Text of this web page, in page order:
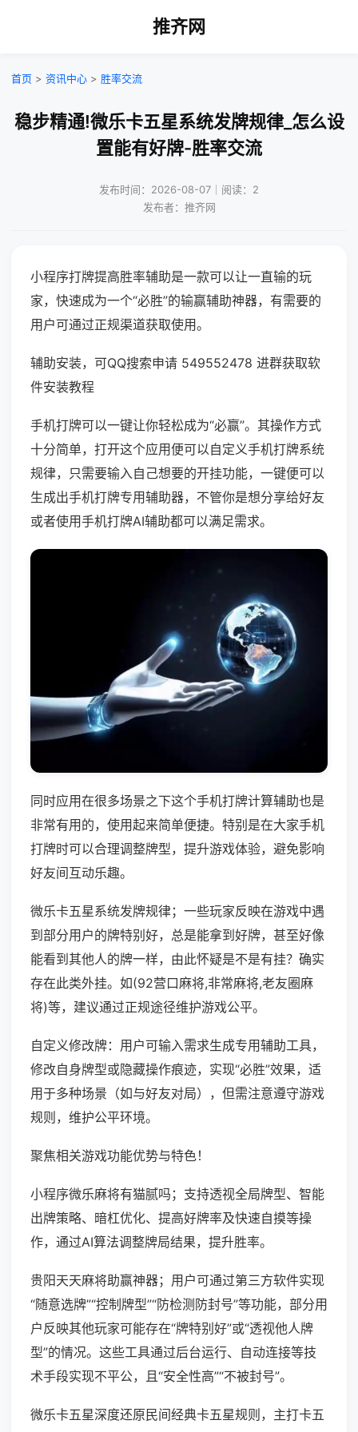
推齐网
首页 > 资讯中心 > 胜率交流
稳步精通!微乐卡五星系统发牌规律_怎么设
置能有好牌-胜率交流
发布时间：2026-08-07｜阅读：2
发布者：推齐网
小程序打牌提高胜率辅助是一款可以让一直输的玩
家，快速成为一个“必胜”的输赢辅助神器，有需要的
用户可通过正规渠道获取使用。
辅助安装，可QQ搜索申请 549552478 进群获取软
件安装教程
手机打牌可以一键让你轻松成为“必赢”。其操作方式
十分简单，打开这个应用便可以自定义手机打牌系统
规律，只需要输入自己想要的开挂功能，一键便可以
生成出手机打牌专用辅助器，不管你是想分享给好友
或者使用手机打牌AI辅助都可以满足需求。
同时应用在很多场景之下这个手机打牌计算辅助也是
非常有用的，使用起来简单便捷。特别是在大家手机
打牌时可以合理调整牌型，提升游戏体验，避免影响
好友间互动乐趣。
微乐卡五星系统发牌规律；一些玩家反映在游戏中遇
到部分用户的牌特别好，总是能拿到好牌，甚至好像
能看到其他人的牌一样，由此怀疑是不是有挂？确实
存在此类外挂。如(92营口麻将,非常麻将,老友圈麻
将)等，建议通过正规途径维护游戏公平。
自定义修改牌：用户可输入需求生成专用辅助工具，
修改自身牌型或隐藏操作痕迹，实现“必胜”效果，适
用于多种场景（如与好友对局），但需注意遵守游戏
规则，维护公平环境。
聚焦相关游戏功能优势与特色！
小程序微乐麻将有猫腻吗；支持透视全局牌型、智能
出牌策略、暗杠优化、提高好牌率及快速自摸等操
作，通过AI算法调整牌局结果，提升胜率。
贵阳天天麻将助赢神器；用户可通过第三方软件实现
“随意选牌”“控制牌型”“防检测防封号”等功能，部分用
户反映其他玩家可能存在“牌特别好”或“透视他人牌
型”的情况。这些工具通过后台运行、自动连接等技
术手段实现不平公，且“安全性高”“不被封号”。
微乐卡五星深度还原民间经典卡五星规则，主打卡五